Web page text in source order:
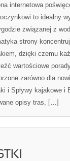
internetowa
to idealny
związanej z
strony
dzięki czemu
wartościowe
zarówno dla
i Spływy kajakowe i
opisy tras, […]